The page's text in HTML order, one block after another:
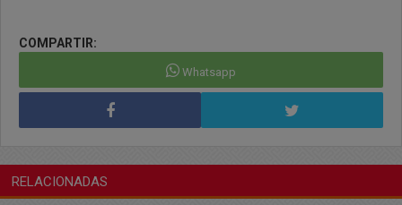
COMPARTIR:
Whatsapp
RELACIONADAS